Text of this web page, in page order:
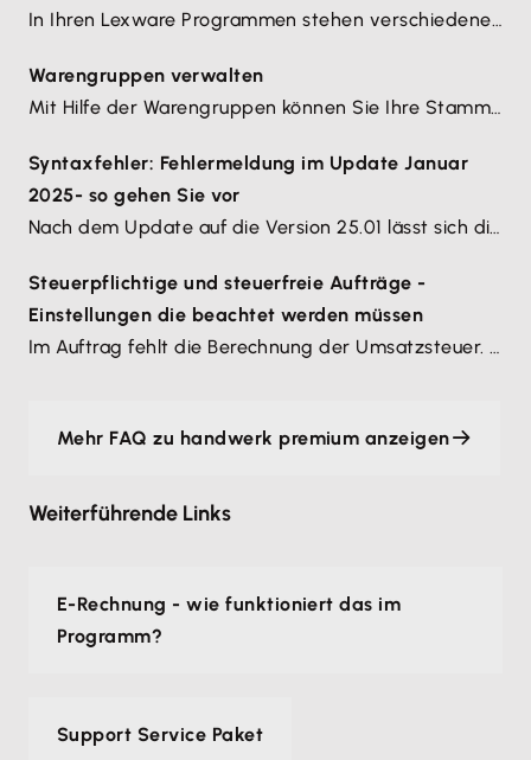
In Ihren Lexware Programmen stehen verschiedene Auftragsarten zur Auswahl, z. B. Angebot, Lieferschein, Rechnung. Wir zeigen Ihnen hier die vollständige Übersicht der Auftragsarten in den einzelnen Produktvarianten. Zu jeder Auftragsart erhalten Sie eine kurze Erläuterung.
Warengruppen verwalten
Mit Hilfe der Warengruppen können Sie Ihre Stammartikel gliedern. Damit haben Sie eine übersichtliche Artikeldatei, in der Sie den gewünschten Artikeldatensatz schnell auffinden können.
Syntaxfehler: Fehlermeldung im Update Januar
2025- so gehen Sie vor
Nach dem Update auf die Version 25.01 lässt sich die Liste Aufträge Verkauf bzw. in der Kundenliste der Reiter Aufträge nicht mehr öffnen, sofern die Liste nach Belegnummer sortiert ist. Auch weitere Bereiche können betroffen sein.
Steuerpflichtige und steuerfreie Aufträge -
Einstellungen die beachtet werden müssen
Im Auftrag fehlt die Berechnung der Umsatzsteuer. Verschiedene Programmeinstellungen müssen dazu beachtet werden. Die Berechnung der Umsatzsteuer richtet sich nach den Angaben in den Warengruppen und der Einstufung des Kunden.
Mehr FAQ zu handwerk premium anzeigen
Weiterführende Links
E-Rechnung - wie funktioniert das im
Programm?
Support Service Paket